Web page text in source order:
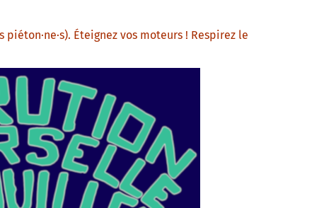
Éteignez vos moteurs ! Respirez le